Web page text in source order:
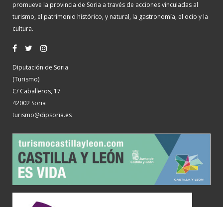
promueve la provincia de Soria a través de acciones vinculadas al
turismo, el patrimonio histórico, y natural, la gastronomía, el ocio y la
cultura.
Diputación de Soria
(Turismo)
C/ Caballeros, 17
42002 Soria
turismo@dipsoria.es